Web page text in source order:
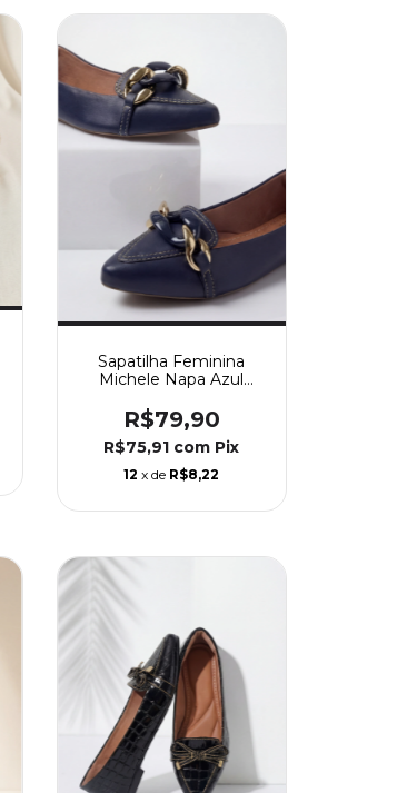
Sapatilha Feminina
Michele Napa Azul
No Meio
R$79,90
R$75,91 com Pix
12 x de R$8,22